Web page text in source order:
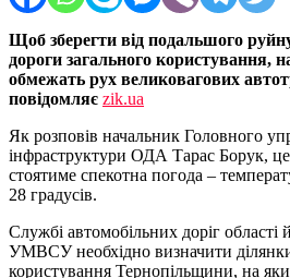
Щоб зберегти від подальшого
дороги загального користування,
обмежать рух великовагових
повідомляє zik.ua
Як розповів начальник Головного
інфраструктури ОДА Тарас Борук, це
стоятиме спекотна погода –
28 градусів.
Службі автомобільних доріг області
УМВСУ необхідно визначити ділянки
користування Тернопільщини, на